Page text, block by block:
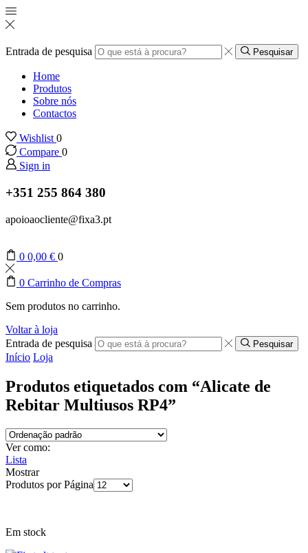
Entrada de pesquisa Pesquisar
Home
Produtos
Sobre nós
Contactos
Wishlist 0
Compare 0
Sign in
+351 255 864 380
apoioaocliente@fixa3.pt
0 0,00 € 0
0 Carrinho de Compras
Sem produtos no carrinho.
Voltar à loja
Entrada de pesquisa
Pesquisar
Início Loja
Produtos etiquetados com “Alicate de
Rebitar Multiusos RP4”
Ver como:
Lista
Mostrar
Produtos por Página
Em stock